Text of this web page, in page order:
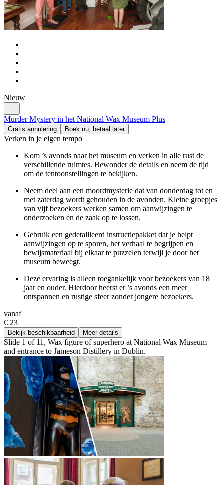
Nieuw
Murder Mystery in het National Wax Museum Plus
Gratis annulering Boek nu, betaal later
Verken in je eigen tempo
Kom ’s avonds naar het museum en verken in alle rust de
verschillende ruimtes. Bewonder de details en neem de tijd
om de tentoonstellingen te bekijken.
Neem deel aan een moordmysterie dat van donderdag tot en
met zaterdag wordt gehouden in de avonden. Kleine groepjes
van vijf bezoekers werken samen om aanwijzingen te
onderzoeken en de zaak op te lossen.
Gebruik een gedetailleerd instructiepakket dat je helpt
aanwijzingen op te sporen, het verhaal te begrijpen en
bewijsmateriaal bij elkaar te puzzelen terwijl je door het
museum beweegt.
Deze ervaring is alleen toegankelijk voor bezoekers van 18
jaar en ouder. Hierdoor heerst er ’s avonds een meer
ontspannen en rustige sfeer zonder jongere bezoekers.
vanaf
€ 23
Bekijk beschikbaarheid Meer details
Slide 1 of 11, Wax figure of superhero at National Wax Museum
and entrance to Jameson Distillery in Dublin.